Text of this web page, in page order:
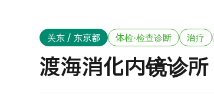
日语 英语 汉语 越南语
关东 / 东京都 体检·检查诊断 治疗
渡海消化内镜诊所